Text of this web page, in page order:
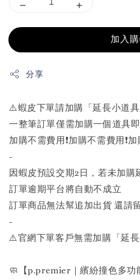
加入
分享
⚠️蝦皮下單請加購「延長小道具
一整筆訂單僅需加購一個道具
加購不需費用❗️加購不需費用❗️加
-
因蝦皮預設交期2日，若未加購
訂單逾期平台將自動不成立
訂單商品無法幫追加出貨 還請
-
⚠️官網下單客戶無需加購「延長
🧼【p.premier｜繽紛撞色多功